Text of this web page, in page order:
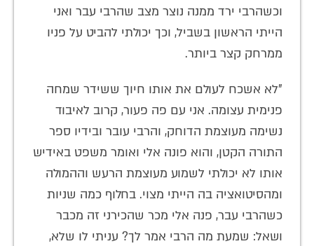
וכשהרבי ירד ממנה נוצר מצב שהרבי עבר ואני
הייתי הראשון בשביל, וכך יכולתי להביט על פניו
ממרחק קצר ביותר.
"לא אשכח לעולם את אותו חיוך ששידר שמחה
פנימית עצומה. אני עם פה פעור, קרוב לאיבוד
נשימה מעוצמת הדוחק, והרבי עובר ובידיו ספר
התורה הקטן, והוא פונה אלי ואומר משפט באידיש
אותו לא יכולתי לשמוע מעוצמת הרעש וההמולה
ומהסיטואציה בה הייתי מצוי. בחלוף כמה שניות
כשהרבי עבר, פנה אלי מכר שהכירני זה מכבר
ושאל: שמעת מה הרבי אמר לך? עניתי לו שלא,